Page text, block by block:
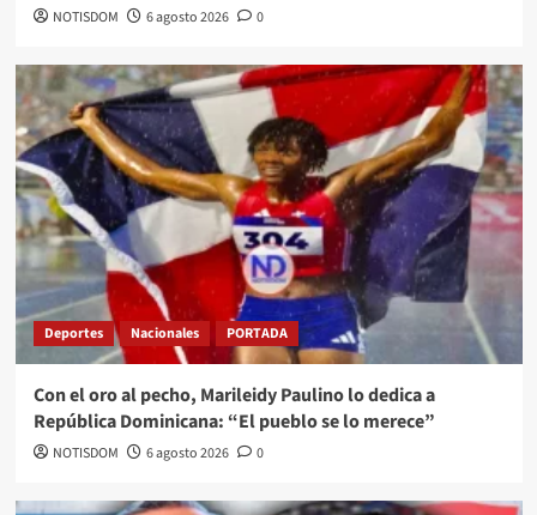
NOTISDOM 6 agosto 2026 0
Deportes Nacionales PORTADA
Con el oro al pecho, Marileidy Paulino lo dedica a
República Dominicana: “El pueblo se lo merece”
NOTISDOM 6 agosto 2026 0